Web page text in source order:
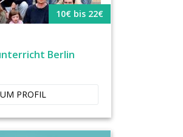
10€ bis 22€
Berlin
PROFIL